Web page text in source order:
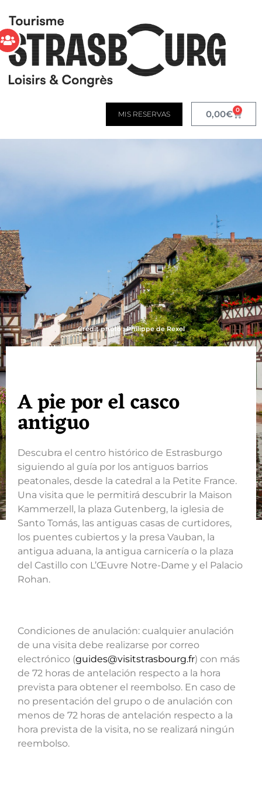
MIS RESERVAS 0,00€ 0
Crédit photo : Philippe de Rexel
A pie por el casco
antiguo
Descubra el centro histórico de Estrasburgo
siguiendo al guía por los antiguos barrios
peatonales, desde la catedral a la Petite France.
Una visita que le permitirá descubrir la Maison
Kammerzell, la plaza Gutenberg, la iglesia de
Santo Tomás, las antiguas casas de curtidores,
los puentes cubiertos y la presa Vauban, la
antigua aduana, la antigua carnicería o la plaza
del Castillo con L’Œuvre Notre-Dame y el Palacio
Rohan.
Condiciones de anulación: cualquier anulación
de una visita debe realizarse por correo
electrónico (guides@visitstrasbourg.fr) con más
de 72 horas de antelación respecto a la hora
prevista para obtener el reembolso. En caso de
no presentación del grupo o de anulación con
menos de 72 horas de antelación respecto a la
hora prevista de la visita, no se realizará ningún
reembolso.